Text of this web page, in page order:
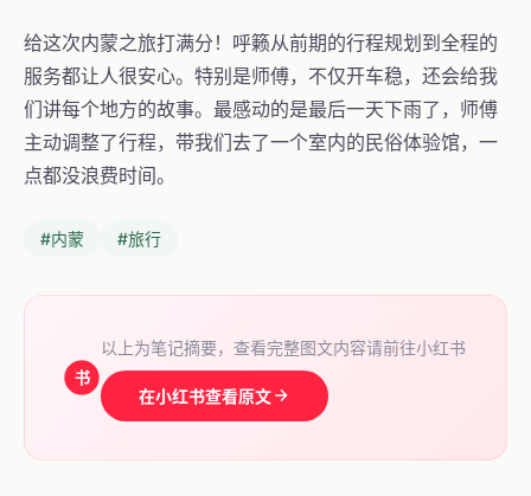
给这次内蒙之旅打满分！呼籁从前期的行程规划到全程的
服务都让人很安心。特别是师傅，不仅开车稳，还会给我
们讲每个地方的故事。最感动的是最后一天下雨了，师傅
主动调整了行程，带我们去了一个室内的民俗体验馆，一
点都没浪费时间。
#内蒙 #旅行
书
以上为笔记摘要，查看完整图文内容请前往小红书
在小红书查看原文